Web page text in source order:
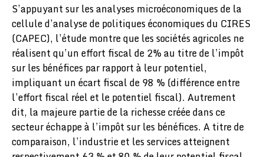
S’appuyant sur les analyses microéconomiques de la
cellule d’analyse de politiques économiques du CIRES
(CAPEC), l’étude montre que les sociétés agricoles ne
réalisent qu’un effort fiscal de 2% au titre de l’impôt
sur les bénéfices par rapport à leur potentiel,
impliquant un écart fiscal de 98 % (différence entre
l’effort fiscal réel et le potentiel fiscal). Autrement
dit, la majeure partie de la richesse créée dans ce
secteur échappe à l’impôt sur les bénéfices. A titre de
comparaison, l’industrie et les services atteignent